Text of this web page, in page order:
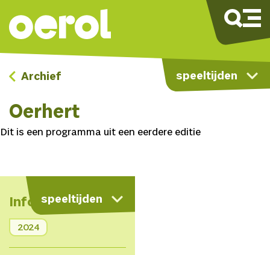
speeltijden
Archief
Oerhert
Dit is een programma uit een eerdere editie
speeltijden
Info
2024